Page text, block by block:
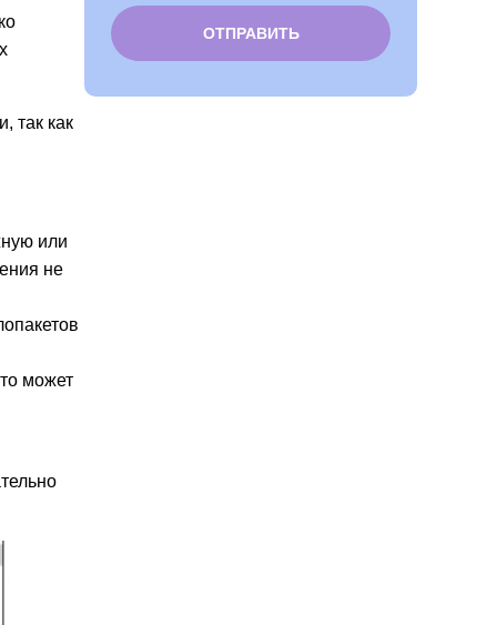
так как
или
не
может